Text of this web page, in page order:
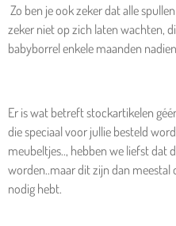
Zo ben je ook zeker dat alle
zeker niet op zich laten wachten,
babyborrel enkele maanden
Er is wat betreft stockartikelen
die speciaal voor jullie besteld
meubeltjes.., hebben we liefst dat
worden..maar dit zijn dan meestal
nodig hebt.